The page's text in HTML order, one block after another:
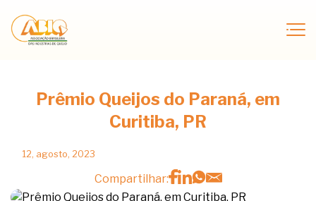
Prêmio Queijos do Paraná, em
Curitiba, PR
12, agosto, 2023
Compartilhar: